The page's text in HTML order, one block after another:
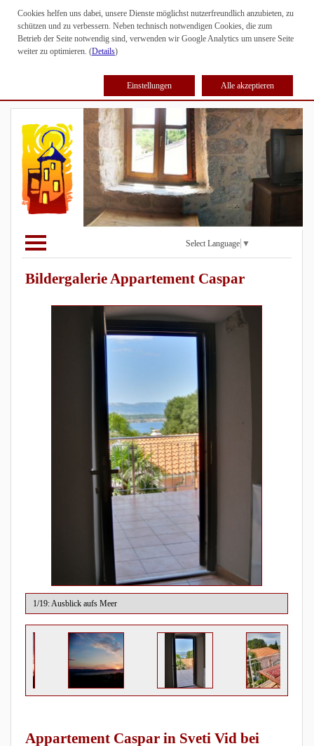
Cookies helfen uns dabei, unsere Dienste möglichst nutzerfreundlich anzubieten, zu
schützen und zu verbessern. Neben technisch notwendigen Cookies, die zum
Betrieb der Seite notwendig sind, verwenden wir Google Analytics um unsere Seite
weiter zu optimieren. (Details)
Einstellungen Alle akzeptieren
Select Language ▼
Bildergalerie Appartement Caspar
1/19: Ausblick aufs Meer
Appartement Caspar in Sveti Vid bei